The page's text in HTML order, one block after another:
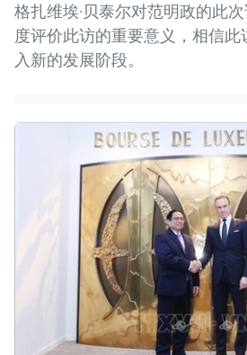
格扎维埃·贝泰尔对范明政的此
度评价此访的重要意义，相信
入新的发展阶段。